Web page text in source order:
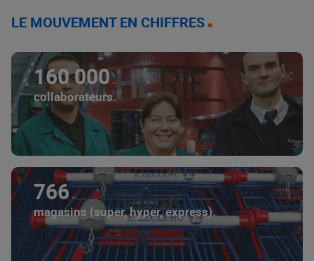
LE MOUVEMENT EN CHIFFRES
160 000
collaborateurs.
766
magasins (super, hyper, express).